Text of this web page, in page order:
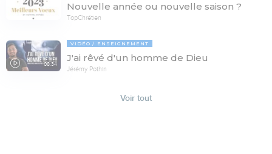
Nouvelle année ou nouvelle saison ?
TopChrétien
08:34
VIDÉO ENSEIGNEMENT
J'ai rêvé d'un homme de Dieu
Jérémy Pothin
Voir tout